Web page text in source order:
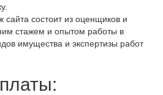
состоит из оценщиков и
стажем и опытом работы в
имущества и экспертизы работ